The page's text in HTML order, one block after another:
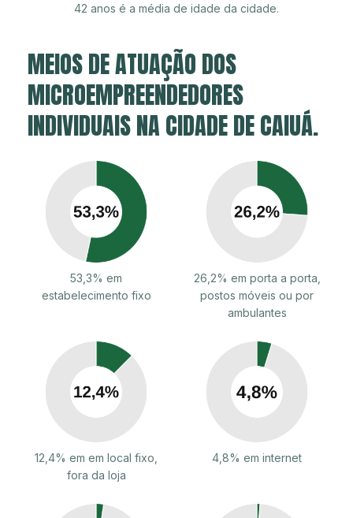
42 anos é a média de idade da cidade.
MEIOS DE ATUAÇÃO DOS
MICROEMPREENDEDORES
INDIVIDUAIS NA CIDADE DE CAIUÁ.
53,3% em
estabelecimento fixo
26,2% em porta a porta,
postos móveis ou por
ambulantes
12,4% em em local fixo,
fora da loja
4,8% em internet